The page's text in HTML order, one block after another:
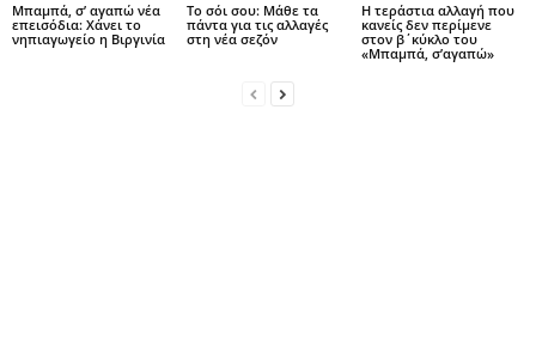
Μπαμπά, σ’ αγαπώ νέα
επεισόδια: Χάνει το
νηπιαγωγείο η Βιργινία
Το σόι σου: Μάθε τα
πάντα για τις αλλαγές
στη νέα σεζόν
Η τεράστια αλλαγή που
κανείς δεν περίμενε
στον β΄κύκλο του
«Μπαμπά, σ’αγαπώ»